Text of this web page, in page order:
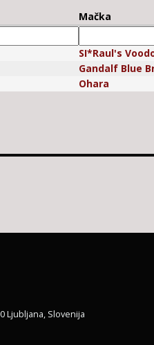
Mačka
SI*Raul's
Gandalf Blue
Ohara
Ljubljana, Slovenija